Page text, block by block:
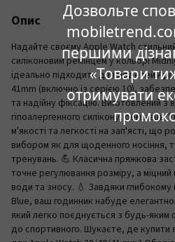
Дозвольте
першими
«Товари
отримувати
Опис
Надайте своєму Apple Watch
силіконовим ремінцем у кольорі
ідеально підходить для моделей
41mm (включно із серією 10),
та надійну фіксацію. Виготовлений з
гіпоалергенного силікону, ремінець
м'якості та легкості на зап'ясті, що
вибором як для щоденного носіння,
тренувань. 💪 Класична пряжкова
точне регулювання розміру, а міцний
води та зносу. 💧 Завдяки глибокому
Blue, ваш годинник набуде
який легко поєднується з будь-яким
до спортивного. Шукаєте, де купити